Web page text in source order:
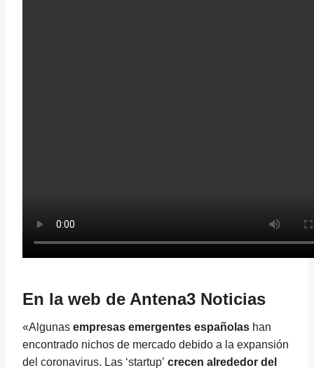
En la web de Antena3 Noticias
«Algunas empresas emergentes españolas han
encontrado nichos de mercado debido a la expansión
del coronavirus. Las ‘startup’ crecen alrededor del